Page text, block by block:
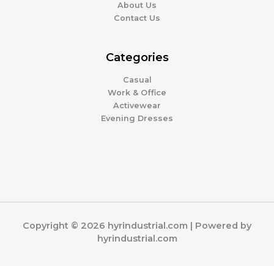
About Us
Contact Us
Categories
Casual
Work & Office
Activewear
Evening Dresses
Copyright © 2026 hyrindustrial.com | Powered by
hyrindustrial.com